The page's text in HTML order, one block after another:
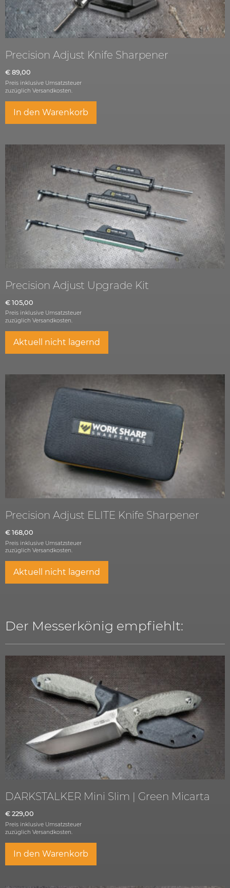
Precision Adjust Knife Sharpener
€ 89,00
Preis inklusive Umsatzsteuer
zuzüglich Versandkosten.
In den Warenkorb
Precision Adjust Upgrade Kit
€ 105,00
Preis inklusive Umsatzsteuer
zuzüglich Versandkosten.
Aktuell nicht lagernd
Precision Adjust ELITE Knife Sharpener
€ 168,00
Preis inklusive Umsatzsteuer
zuzüglich Versandkosten.
Aktuell nicht lagernd
Der Messerkönig empfiehlt:
DARKSTALKER Mini Slim | Green Micarta
€ 229,00
Preis inklusive Umsatzsteuer
zuzüglich Versandkosten.
In den Warenkorb